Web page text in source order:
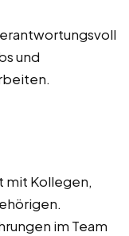
und
mit Kollegen,
im Team